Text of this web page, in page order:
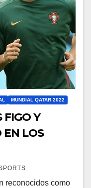
MUNDIAL QATAR 2022
FIGO Y
EN LOS
reconocidos como